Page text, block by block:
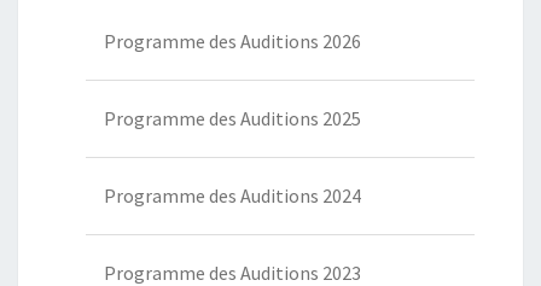
Programme des Auditions 2026
Programme des Auditions 2025
Programme des Auditions 2024
Programme des Auditions 2023